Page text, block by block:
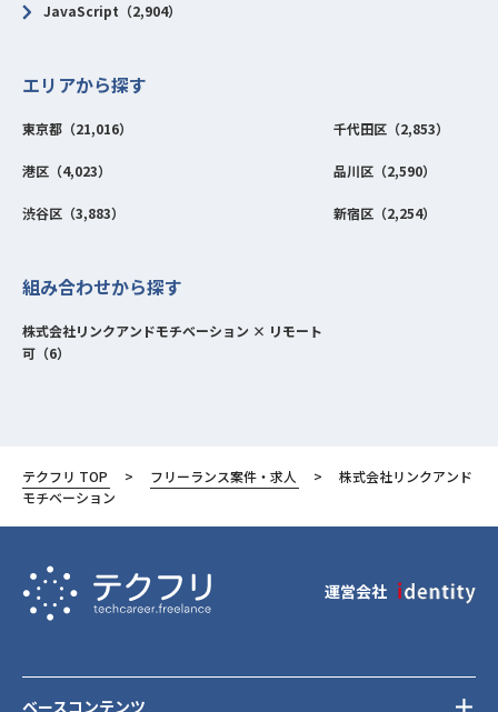
JavaScript（2,904）
エリアから探す
東京都（21,016）
港区（4,023）
渋谷区（3,883）
千代田区（2,853）
品川区（2,590）
新宿区（2,254）
組み合わせから探す
株式会社リンクアンドモチベーション × リモート
可（6）
テクフリ TOP フリーランス案件・求人
株式会社リンクアンド
モチベーション
運営会社
ベースコンテンツ